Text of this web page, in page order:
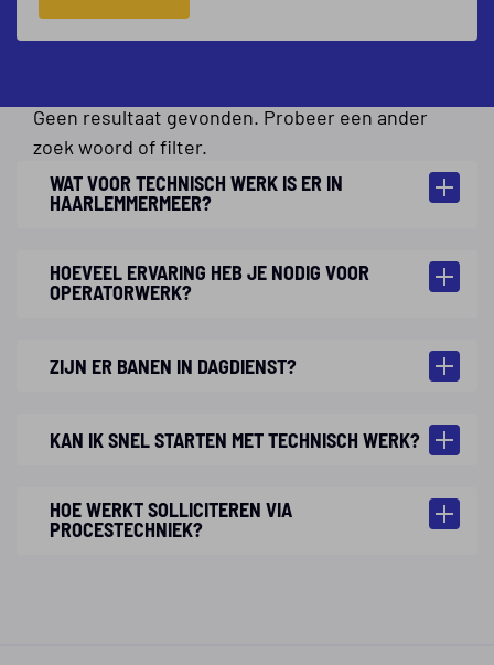
Geen resultaat gevonden. Probeer een ander
zoek woord of filter.
WAT VOOR TECHNISCH WERK IS ER IN
HAARLEMMERMEER?
HOEVEEL ERVARING HEB JE NODIG VOOR
OPERATORWERK?
ZIJN ER BANEN IN DAGDIENST?
KAN IK SNEL STARTEN MET TECHNISCH WERK?
HOE WERKT SOLLICITEREN VIA
PROCESTECHNIEK?